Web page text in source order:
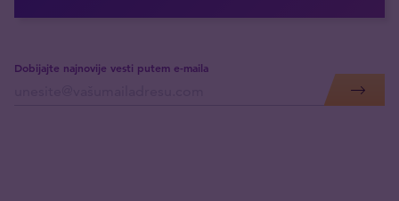
Dobijajte najnovije vesti putem e-maila